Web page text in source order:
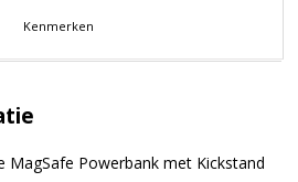
Kenmerken
MagSafe Powerbank met Kickstand